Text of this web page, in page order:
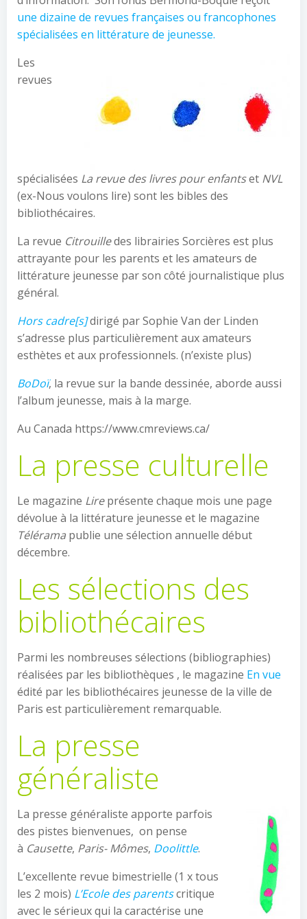
une dizaine de revues françaises ou francophones
spécialisées en littérature de jeunesse.
Les
revues
spécialisées La revue des livres pour enfantset NVL
(ex-Nous voulons lire) sont les bibles des
bibliothécaires.
La revue Citrouilledes librairies Sorcières est plus
attrayante pour les parents et les amateurs de
littérature jeunesse par son côté journalistique plus
général.
Hors cadre[s]dirigé par Sophie Van der Linden
s’adresse plus particulièrement aux amateurs
esthètes et aux professionnels. (n’existe plus)
BoDoï, la revue sur la bande dessinée, aborde aussi
l’album jeunesse, mais à la marge.
Au Canada https://www.cmreviews.ca/
La presse culturelle
Le magazine Lireprésente chaque mois une page
dévolue à la littérature jeunesse et le magazine
Télérama publie une sélection annuelle début
décembre.
Les sélections des
bibliothécaires
Parmi les nombreuses sélections (bibliographies)
réalisées par les bibliothèques , le magazine En vue
édité par les bibliothécaires jeunesse de la ville de
Paris est particulièrement remarquable.
La presse
généraliste
La presse généraliste apporte parfois
des pistes bienvenues, on pense
à Causette, Paris- Mômes, Doolittle.
L’excellente revue bimestrielle (1 x tous
les 2 mois) L’Ecole des parentscritique
avec le sérieux qui la caractérise une